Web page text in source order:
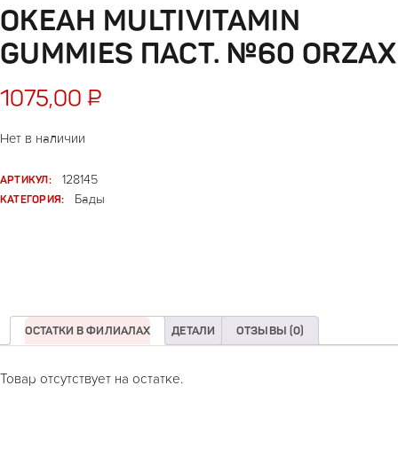
ОКЕАН MULTIVITAMIN
GUMMIES ПАСТ. №60 ORZAX
1075,00 ₽
Нет в наличии
АРТИКУЛ:
128145
КАТЕГОРИЯ:
Бады
ОСТАТКИ В ФИЛИАЛАХ ДЕТАЛИ ОТЗЫВЫ (0)
Товар отсутствует на остатке.